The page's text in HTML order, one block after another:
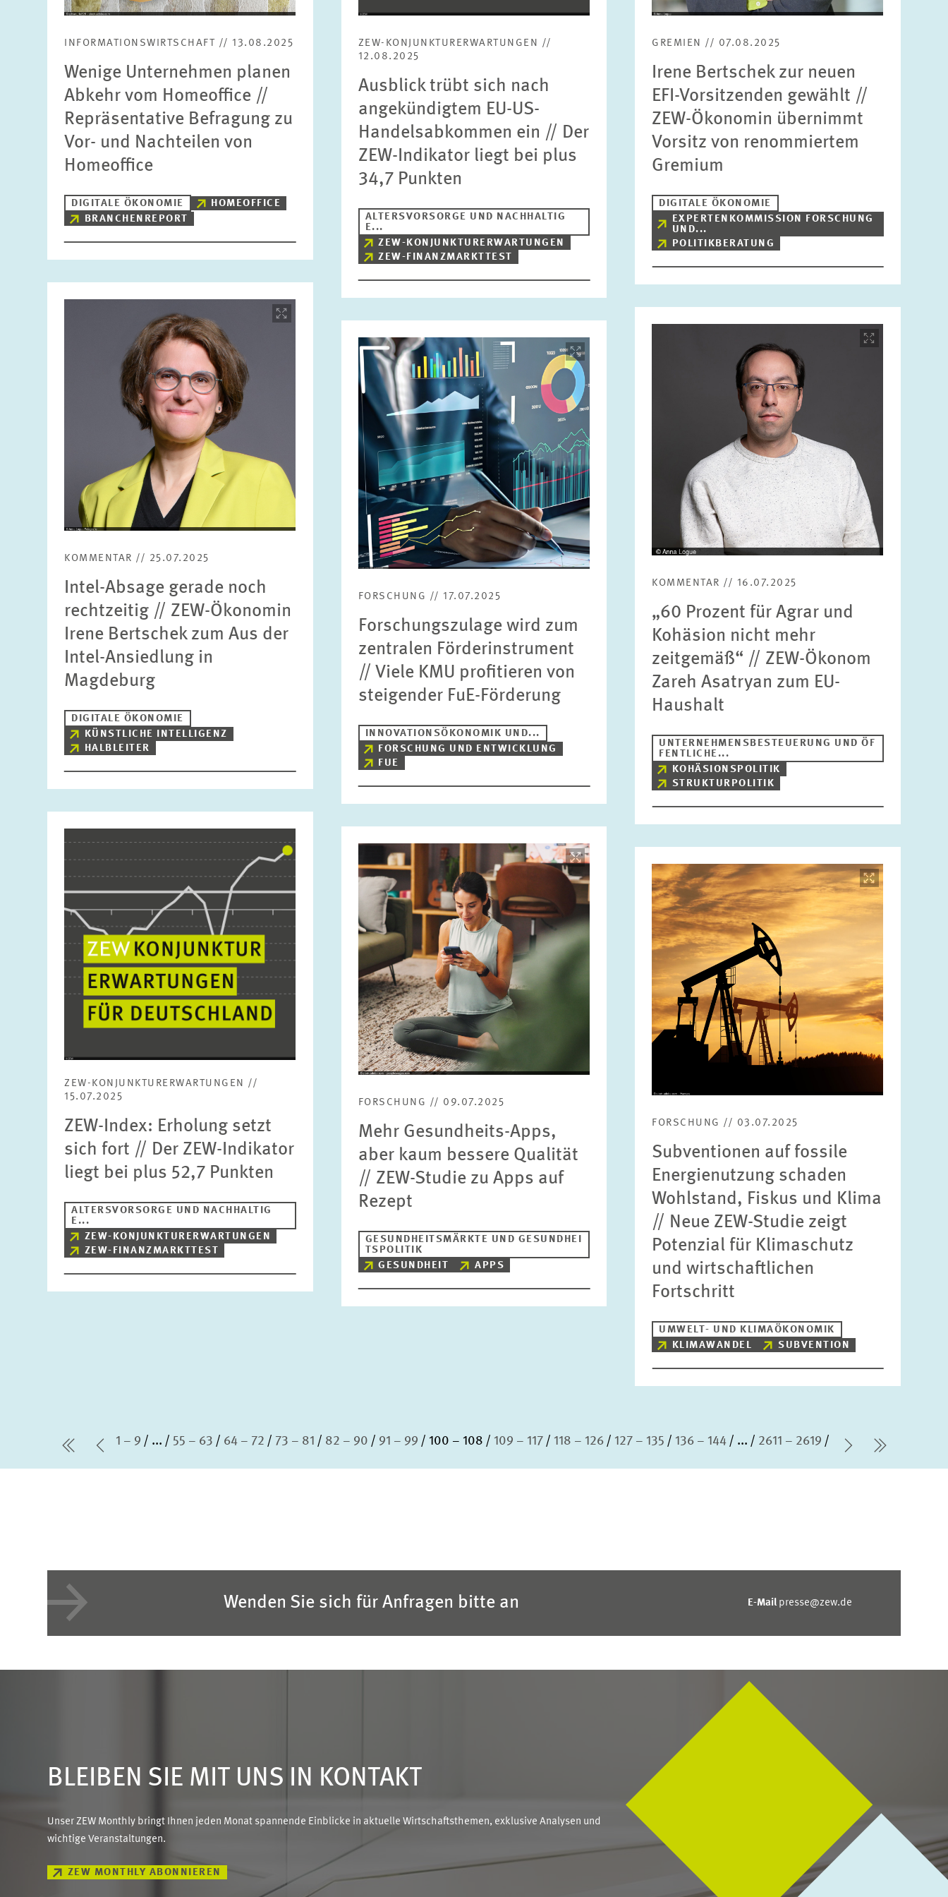
INFORMATIONSWIRTSCHAFT // 13.08.2025
Wenige Unternehmen planen
Abkehr vom Homeoffice //
Repräsentative Befragung zu
Vor- und Nachteilen von
Homeoffice
DIGITALE ÖKONOMIE
HOMEOFFICE
BRANCHENREPORT
ZEW-KONJUNKTURERWARTUNGEN //
12.08.2025
Ausblick trübt sich nach
angekündigtem EU-US-
Handelsabkommen ein // Der
ZEW-Indikator liegt bei plus
34,7 Punkten
ALTERSVORSORGE UND NACHHALTIG
E...
ZEW-KONJUNKTURERWARTUNGEN
ZEW-FINANZMARKTTEST
GREMIEN // 07.08.2025
Irene Bertschek zur neuen
EFI-Vorsitzenden gewählt //
ZEW-Ökonomin übernimmt
Vorsitz von renommiertem
Gremium
DIGITALE ÖKONOMIE
EXPERTENKOMMISSION FORSCHUNG
UND...
POLITIKBERATUNG
KOMMENTAR // 25.07.2025
Intel-Absage gerade noch
rechtzeitig // ZEW-Ökonomin
Irene Bertschek zum Aus der
Intel-Ansiedlung in
Magdeburg
DIGITALE ÖKONOMIE
KÜNSTLICHE INTELLIGENZ
HALBLEITER
Bild
öffnet
in
vergrößerter
Ansicht
FORSCHUNG // 17.07.2025
Forschungszulage wird zum
zentralen Förderinstrument
// Viele KMU profitieren von
steigender FuE-Förderung
INNOVATIONSÖKONOMIK UND...
FORSCHUNG UND ENTWICKLUNG
FUE
KOMMENTAR // 16.07.2025
„60 Prozent für Agrar und
Kohäsion nicht mehr
zeitgemäß“ // ZEW-Ökonom
Zareh Asatryan zum EU-
Haushalt
UNTERNEHMENSBESTEUERUNG UND ÖF
FENTLICHE...
KOHÄSIONSPOLITIK
STRUKTURPOLITIK
in
vergrößerter
Ansicht
ZEW-KONJUNKTURERWARTUNGEN //
15.07.2025
ZEW-Index: Erholung setzt
sich fort // Der ZEW-Indikator
liegt bei plus 52,7 Punkten
ALTERSVORSORGE UND NACHHALTIG
E...
ZEW-KONJUNKTURERWARTUNGEN
ZEW-FINANZMARKTTEST
öffnet
in
vergrößerter
Ansicht
FORSCHUNG // 09.07.2025
Mehr Gesundheits-Apps,
aber kaum bessere Qualität
// ZEW-Studie zu Apps auf
Rezept
GESUNDHEITSMÄRKTE UND GESUNDHEI
TSPOLITIK
GESUNDHEIT
APPS
Bild
öffnet
in
vergrößerter
Ansicht
FORSCHUNG // 03.07.2025
Subventionen auf fossile
Energienutzung schaden
Wohlstand, Fiskus und Klima
// Neue ZEW-Studie zeigt
Potenzial für Klimaschutz
und wirtschaftlichen
Fortschritt
UMWELT- UND KLIMAÖKONOMIK
KLIMAWANDEL
SUBVENTION
erste Seite
Vorherige Seite
1 – 9 ... 55 – 63 64 – 72 73 – 81 82 – 90 91 – 99 100 – 108 109 – 117 118 – 126 127 – 135 136 – 144 ... 2611 – 2619
Nächste
letzte
Wenden Sie sich für Anfragen bitte an E-Mail presse@zew.de
BLEIBEN SIE MIT UNS IN KONTAKT
Unser ZEW Monthly bringt Ihnen jeden Monat spannende Einblicke in aktuelle Wirtschaftsthemen, exklusive Analysen und
wichtige Veranstaltungen.
ZEW MONTHLY ABONNIEREN